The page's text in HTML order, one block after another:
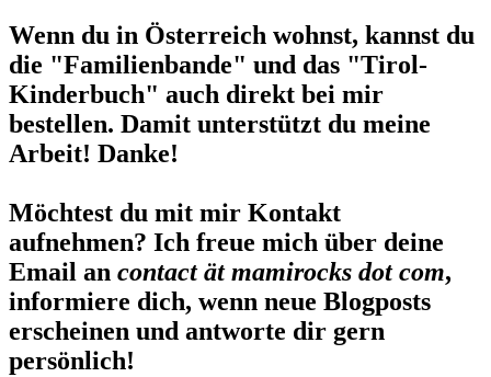
Wenn du in Österreich wohnst, kannst du
die "Familienbande" und das "Tirol-
Kinderbuch" auch direkt bei mir
bestellen. Damit unterstützt du meine
Arbeit! Danke!
Möchtest du mit mir Kontakt
aufnehmen? Ich freue mich über deine
Email an contact ät mamirocks dot com,
informiere dich, wenn neue Blogposts
erscheinen und antworte dir gern
persönlich!